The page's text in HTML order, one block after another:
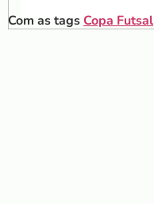
Com as tagsCopa Futsal